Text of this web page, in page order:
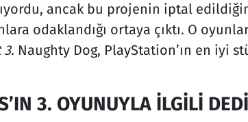
ancak bu projenin iptal
odaklandığı ortaya çıktı. O
3. Naughty Dog, PlayStation’ın en iyi
3. OYUNUYLA İLGİLİ